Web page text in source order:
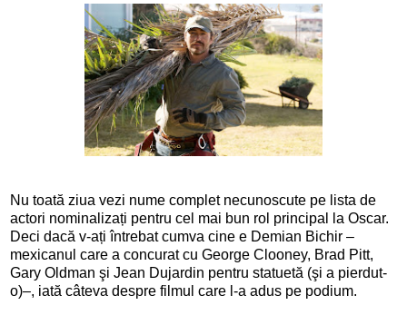
Nu toată ziua vezi nume complet necunoscute pe lista de
actori nominalizați pentru cel mai bun rol principal la Oscar.
Deci dacă v-ați întrebat cumva cine e Demian Bichir –
mexicanul care a concuratcu George Clooney, Brad Pitt,
Gary Oldman şi Jean Dujardin pentru statuetă (şi a pierdut-
o)–, iată câteva despre filmul care l-a adus pe podium.